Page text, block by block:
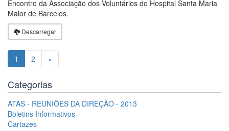
Encontro da Associação dos Voluntários do Hospital Santa Maria
Maior de Barcelos.
Descarregar
1 2 »
Categorias
ATAS - REUNIÕES DA DIREÇÃO - 2013
Boletins Informativos
Cartazes